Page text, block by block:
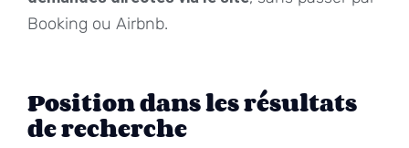
Booking ou Airbnb.
Position dans les résultats
de recherche